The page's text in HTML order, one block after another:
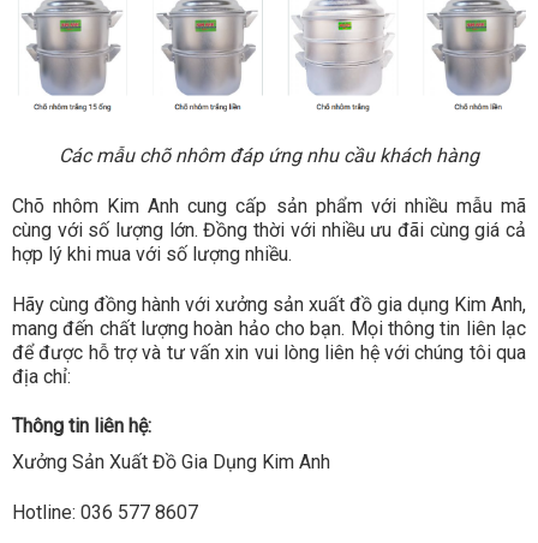
Các mẫu chõ nhôm đáp ứng nhu cầu khách hàng
Chõ nhôm Kim Anh cung cấp sản phẩm với nhiều mẫu mã
cùng với số lượng lớn. Đồng thời với nhiều ưu đãi cùng giá cả
hợp lý khi mua với số lượng nhiều.
Hãy cùng đồng hành với xưởng sản xuất đồ gia dụng Kim Anh,
mang đến chất lượng hoàn hảo cho bạn. Mọi thông tin liên lạc
để được hỗ trợ và tư vấn xin vui lòng liên hệ với chúng tôi qua
địa chỉ:
Thông tin liên hệ:
Xưởng Sản Xuất Đồ Gia Dụng Kim Anh
Hotline: 036 577 8607